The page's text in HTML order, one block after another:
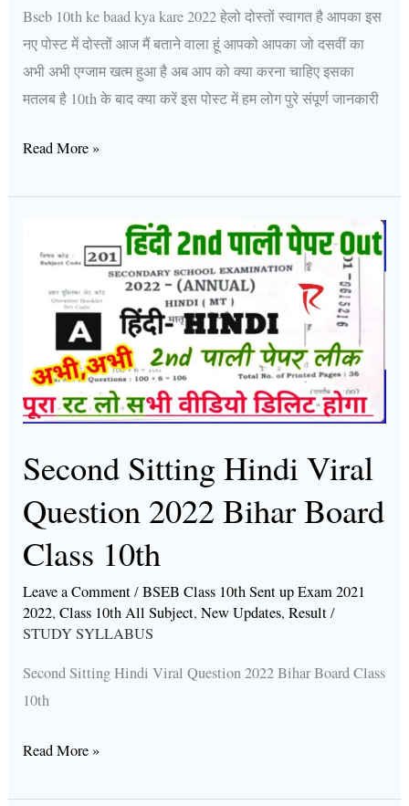
Bseb 10th ke baad kya kare 2022 हेलो दोस्तों स्वागत है आपका इस
नए पोस्ट में दोस्तों आज मैं बताने वाला हूं आपको आपका जो दसवीं का
अभी अभी एग्जाम खत्म हुआ है अब आप को क्या करना चाहिए इसका
मतलब है 10th के बाद क्या करें इस पोस्ट में हम लोग पुरे संपूर्ण जानकारी
Read More »
Second Sitting Hindi Viral
Question 2022 Bihar Board
Class 10th
Leave a Comment/BSEB Class 10th Sent up Exam 2021
2022,Class 10th All Subject,New Updates,Result/
STUDY SYLLABUS
Second Sitting Hindi Viral Question 2022 Bihar Board Class
10th
Sitting
Hindi
Question
2022
Bihar
Board
10th
Read More »